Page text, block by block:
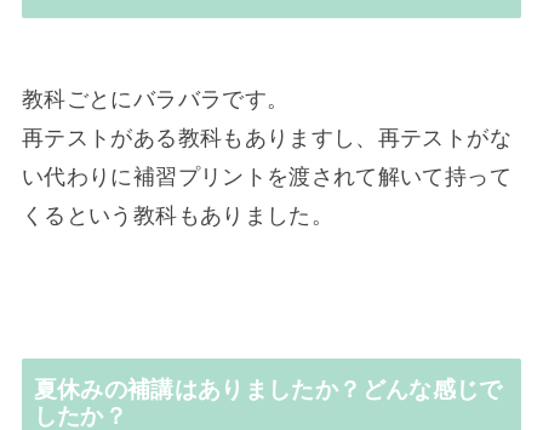
教科ごとにバラバラです。
再テストがある教科もありますし、再テストがな
い代わりに補習プリントを渡されて解いて持って
くるという教科もありました。
夏休みの補講はありましたか？どんな感じで
したか？